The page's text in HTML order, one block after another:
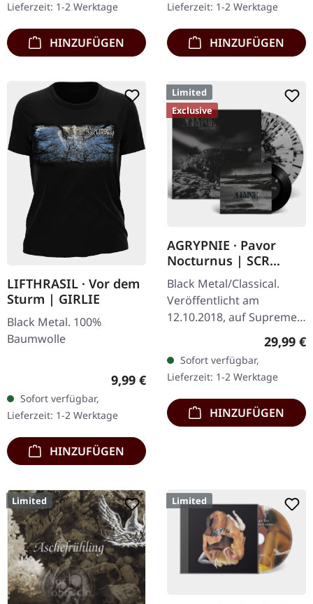
Vinyl im schweren…
Lieferzeit: 1-2 Werktage
HINZUFÜGEN
limitiert auf…
Lieferzeit: 1-2 Werktage
HINZUFÜGEN
LIFTHRASIL · Vor dem
Sturm | GIRLIE
Black Metal. 100%
Baumwolle
Regulärer Preis:
9,99 €
Sofort verfügbar,
Lieferzeit: 1-2 Werktage
HINZUFÜGEN
Limited
Exclusive
AGRYPNIE · Pavor
Nocturnus | SCR
GREY/BLACK SPLATTER
2LP+7" BUNDLE
Black Metal/Classical.
Veröffentlicht am
12.10.2018, auf Supreme
Chaos Records. Schweres
180g Doppel-Vinyl im
Gatefold-Cover mit der
extra 7" Single…
29,99 €
Sofort verfügbar,
Lieferzeit: 1-2 Werktage
HINZUFÜGEN
Limited Limited